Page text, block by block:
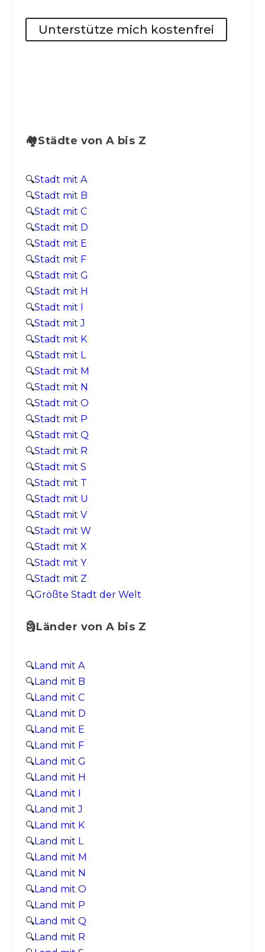
Unterstütze mich kostenfrei
🏘️Städte von A bis Z
🔍Stadt mit A
🔍Stadt mit B
🔍Stadt mit C
🔍Stadt mit D
🔍Stadt mit E
🔍Stadt mit F
🔍Stadt mit G
🔍Stadt mit H
🔍Stadt mit I
🔍Stadt mit J
🔍Stadt mit K
🔍Stadt mit L
🔍Stadt mit M
🔍Stadt mit N
🔍Stadt mit O
🔍Stadt mit P
🔍Stadt mit Q
🔍Stadt mit R
🔍Stadt mit S
🔍Stadt mit T
🔍Stadt mit U
🔍Stadt mit V
🔍Stadt mit W
🔍Stadt mit X
🔍Stadt mit Y
🔍Stadt mit Z
🔍Größte Stadt der Welt
🗿Länder von A bis Z
🔍Land mit A
🔍Land mit B
🔍Land mit C
🔍Land mit D
🔍Land mit E
🔍Land mit F
🔍Land mit G
🔍Land mit H
🔍Land mit I
🔍Land mit J
🔍Land mit K
🔍Land mit L
🔍Land mit M
🔍Land mit N
🔍Land mit O
🔍Land mit P
🔍Land mit Q
🔍Land mit R